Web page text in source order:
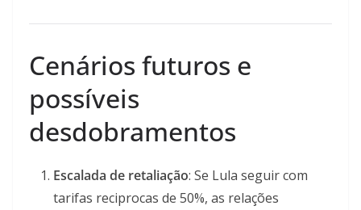
Cenários futuros e
possíveis
desdobramentos
Escalada de retaliação: Se Lula seguir com
tarifas reciprocas de 50%, as relações